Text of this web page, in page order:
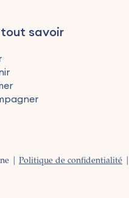
tout savoir
| Politique de confidentialité